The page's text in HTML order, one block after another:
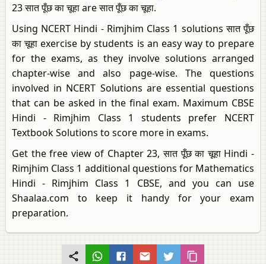
23 सात पूँछ का चूहा are सात पूँछ का चूहा.
Using NCERT Hindi - Rimjhim Class 1 solutions सात पूँछ
का चूहा exercise by students is an easy way to prepare
for the exams, as they involve solutions arranged
chapter-wise and also page-wise. The questions
involved in NCERT Solutions are essential questions
that can be asked in the final exam. Maximum CBSE
Hindi - Rimjhim Class 1 students prefer NCERT
Textbook Solutions to score more in exams.
Get the free view of Chapter 23, सात पूँछ का चूहा Hindi -
Rimjhim Class 1 additional questions for Mathematics
Hindi - Rimjhim Class 1 CBSE, and you can use
Shaalaa.com to keep it handy for your exam
preparation.